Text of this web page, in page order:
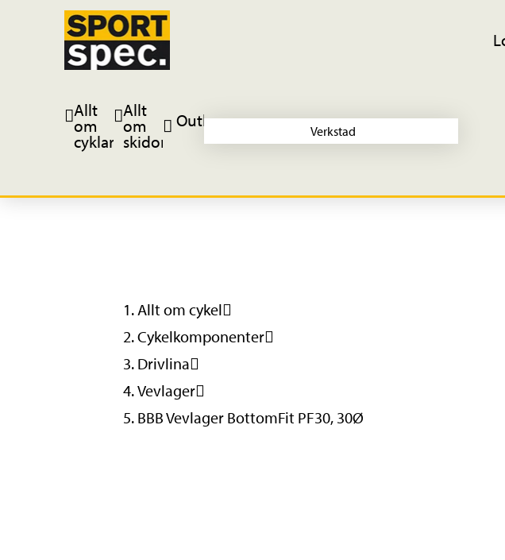
Allt
om
cyklar
Allt
om
skidor
Outlet
Verkstad
Allt om cykel
Cykelkomponenter
Drivlina
Vevlager
BBB Vevlager BottomFit PF30, 30Ø